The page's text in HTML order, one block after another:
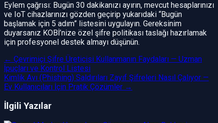
Eylem çağrısı: Bugün 30 dakikanızı ayırın, mevcut hesaplarınızı
ve IoT cihazlarınızı gözden geçirip yukarıdaki “Bugün
başlamak için 5 adım” listesini uygulayın. Gereksinim
duyarsanız KOBİ’nize özel şifre politikası taslağı hazırlamak
için profesyonel destek almayı düşünün.
← Çevrimiçi Şifre Üreticisi Kullanmanın Faydaları — Uzman
İpuçları ve Kontrol Listesi
Kimlik Avı (Phishing) Saldırıları Zayıf Şifreleri Nasıl Çalıyor —
Ev Kullanıcıları İçin Pratik Çözümler →
İlgili Yazılar